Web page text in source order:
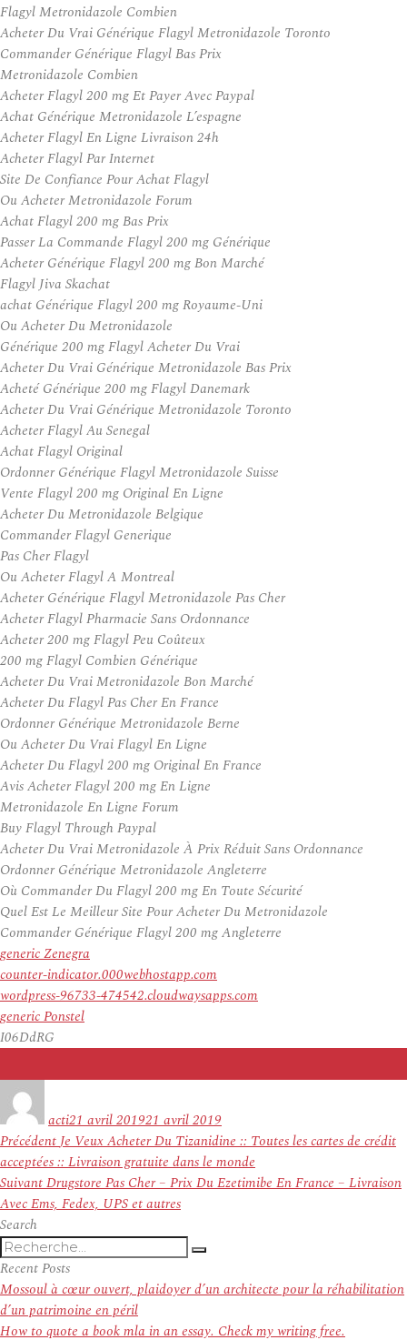
Flagyl Metronidazole Combien
Acheter Du Vrai Générique Flagyl Metronidazole Toronto
Commander Générique Flagyl Bas Prix
Metronidazole Combien
Acheter Flagyl 200 mg Et Payer Avec Paypal
Achat Générique Metronidazole L’espagne
Acheter Flagyl En Ligne Livraison 24h
Acheter Flagyl Par Internet
Site De Confiance Pour Achat Flagyl
Ou Acheter Metronidazole Forum
Achat Flagyl 200 mg Bas Prix
Passer La Commande Flagyl 200 mg Générique
Acheter Générique Flagyl 200 mg Bon Marché
Flagyl Jiva Skachat
achat Générique Flagyl 200 mg Royaume-Uni
Ou Acheter Du Metronidazole
Générique 200 mg Flagyl Acheter Du Vrai
Acheter Du Vrai Générique Metronidazole Bas Prix
Acheté Générique 200 mg Flagyl Danemark
Acheter Du Vrai Générique Metronidazole Toronto
Acheter Flagyl Au Senegal
Achat Flagyl Original
Ordonner Générique Flagyl Metronidazole Suisse
Vente Flagyl 200 mg Original En Ligne
Acheter Du Metronidazole Belgique
Commander Flagyl Generique
Pas Cher Flagyl
Ou Acheter Flagyl A Montreal
Acheter Générique Flagyl Metronidazole Pas Cher
Acheter Flagyl Pharmacie Sans Ordonnance
Acheter 200 mg Flagyl Peu Coûteux
200 mg Flagyl Combien Générique
Acheter Du Vrai Metronidazole Bon Marché
Acheter Du Flagyl Pas Cher En France
Ordonner Générique Metronidazole Berne
Ou Acheter Du Vrai Flagyl En Ligne
Acheter Du Flagyl 200 mg Original En France
Avis Acheter Flagyl 200 mg En Ligne
Metronidazole En Ligne Forum
Buy Flagyl Through Paypal
Acheter Du Vrai Metronidazole À Prix Réduit Sans Ordonnance
Ordonner Générique Metronidazole Angleterre
Où Commander Du Flagyl 200 mg En Toute Sécurité
Quel Est Le Meilleur Site Pour Acheter Du Metronidazole
Commander Générique Flagyl 200 mg Angleterre
generic Zenegra
counter-indicator.000webhostapp.com
wordpress-96733-474542.cloudwaysapps.com
generic Ponstel
I06DdRG
actile
21 avril 201921 avril 2019
Navigation
de
l’article
Précédent Article
précédent :
Je Veux Acheter Du Tizanidine :: Toutes les cartes de crédit
acceptées :: Livraison gratuite dans le monde
SuivantArticle
suivant :
Drugstore Pas Cher – Prix Du Ezetimibe En France – Livraison
Avec Ems, Fedex, UPS et autres
Search
Recherche
pour
:
Recherche
Recent Posts
Mossoul à cœur ouvert, plaidoyer d’un architecte pour la réhabilitation
d’un patrimoine en péril
How to quote a book mla in an essay. Check my writing free.